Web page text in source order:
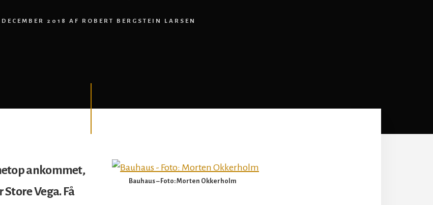
2018 AF ROBERT BERGSTEIN LARSEN
Bauhaus – Foto: Morten Okkerholm
ankommet,
Vega. Få